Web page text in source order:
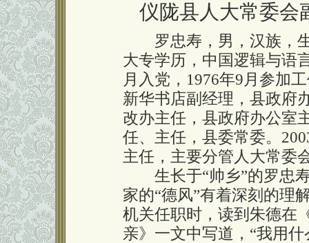
仪陇县人大常委会
罗忠寿，男，汉族，生
大专学历，中国逻辑与语
月入党，1976年9月参加
新华书店副经理，县政府
改办主任，县政府办公室
任、主任，县委常委。
主任，主要分管人大常委
生长于“帅乡”的罗忠
家的“德风”有着深刻的理
机关任职时，读到朱德在
亲》一文中写道，“我用